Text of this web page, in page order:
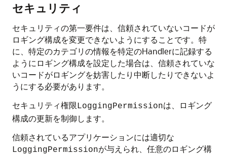
セキュリティ
セキュリティの第一要件は、信頼されていないコードが
ロギング構成を変更できないようにすることです。特
に、特定のカテゴリの情報を特定のHandlerに記録する
ようにロギング構成を設定した場合は、信頼されていな
いコードがロギングを妨害したり中断したりできないよ
うにする必要があります。
セキュリティ権限LoggingPermissionは、ロギング
構成の更新を制御します。
信頼されているアプリケーションには適切な
LoggingPermissionが与えられ、任意のロギング構